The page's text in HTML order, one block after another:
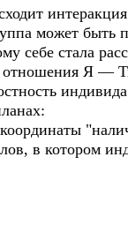
может быть
себе стала
отношения Я
индивида
в котором